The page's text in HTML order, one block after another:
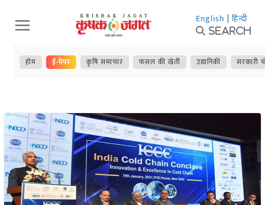
Skip
to
content
English | हिन्दी
Search
होम ई-पेपर कृषि समाचार फसल की खेती उद्यानिकी सरकारी